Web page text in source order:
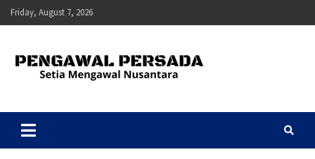
Skip
to
Friday, August 7, 2026
Pengawal Persada